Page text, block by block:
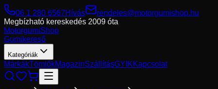
06 1 280 6567Hívás
rendeles@motorgumishop.hu
Megbízható kereskedés 2009 óta
MotorgumiShop
Gumikereső
Kategóriák
MárkákTömlőkMagazinSzállításGYIKKapcsolat